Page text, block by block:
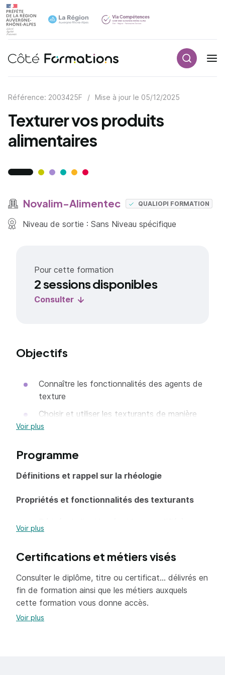
Navigation principale
Référence: 2003425F / Mise à jour le 05/12/2025
Texturer vos produits
alimentaires
Novalim-Alimentec QUALIOPI FORMATION
Niveau de sortie : Sans Niveau spécifique
Pour cette formation
2 sessions disponibles
Consulter
Objectifs
Connaître les fonctionnalités des agents de
texture
Choisir et utiliser les texturants de manière
adaptée à l’application et au process
formulations Clean Label & Bio
Voir plus
Programme
Définitions et rappel sur la rhéologie
Propriétés et fonctionnalités des texturants
Exsudats de plantes
Gommes d’origine microbienne
Dérivés de la cellulose
Voir plus
Certifications et métiers visés
Consulter le diplôme, titre ou certificat... délivrés en
fin de formation ainsi que les métiers auxquels
cette formation vous donne accès.
Voir plus